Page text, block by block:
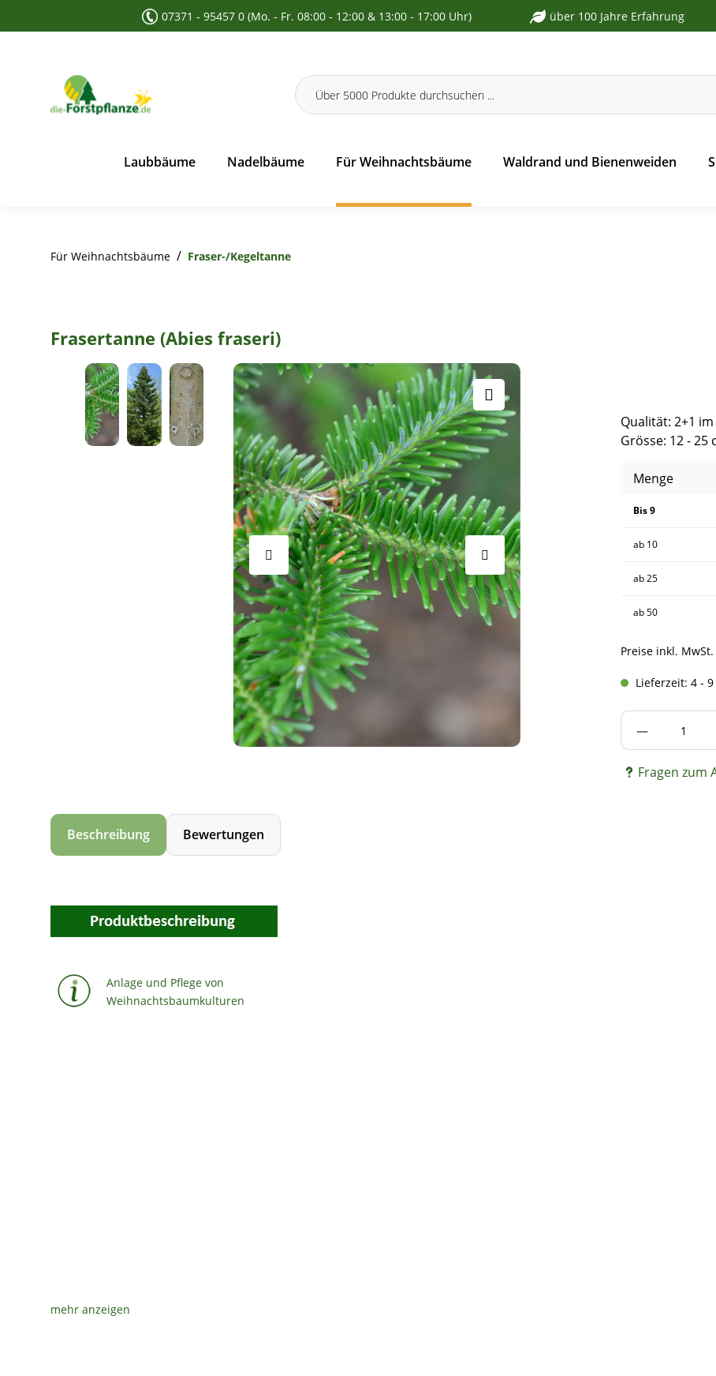
Zur Hauptnavigation springen
07371 - 95457 0 (Mo. - Fr. 08:00 - 12:00 & 13:00 - 17:00 Uhr) über 100 Jahre Erfahrung
Laubbäume Nadelbäume Für Weihnachtsbäume Waldrand und Bienenweiden
Für Weihnachtsbäume / Fraser-/Kegeltanne
Frasertanne (Abies fraseri)
Qualität: 2+1
Grösse: 12 - 25
Menge
Bis9
ab 10
ab25
ab50
Preise inkl.
Lieferzeit: 4 -
Produkt
Fragen zum
Beschreibung Bewertungen
Anlage und Pflege von
Weihnachtsbaumkulturen